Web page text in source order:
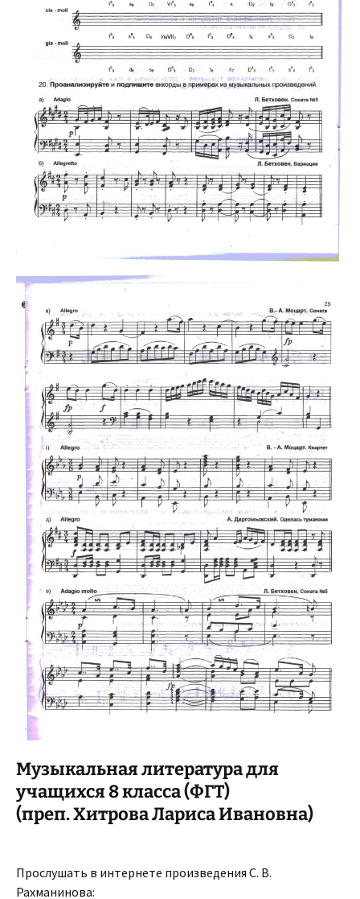
Музыкальная литература для
учащихся 8 класса (ФГТ)
(преп. Хитрова Лариса Ивановна)
Прослушать в интернете произведения С. В.
Рахманинова: